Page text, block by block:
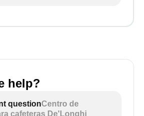
help?
questionCentro de
cafeteras De'Longhi